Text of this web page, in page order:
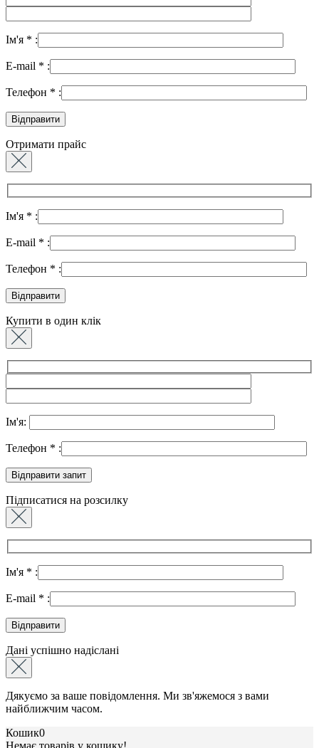
Ім'я * :
E-mail * :
Телефон * :
Отримати прайс
Ім'я * :
E-mail * :
Телефон * :
Купити в один клік
Ім'я:
Телефон * :
Підписатися на розсилку
Ім'я * :
E-mail * :
Дані успішно надіслані
Дякуємо за ваше повідомлення. Ми зв'яжемося з вами
найближчим часом.
Кошик0
Немає товарів у кошику!